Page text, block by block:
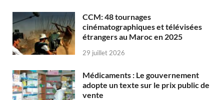
CCM: 48 tournages
cinématographiques et télévisées
étrangers au Maroc en 2025
29 juillet 2026
Médicaments : Le gouvernement
adopte un texte sur le prix public de
vente